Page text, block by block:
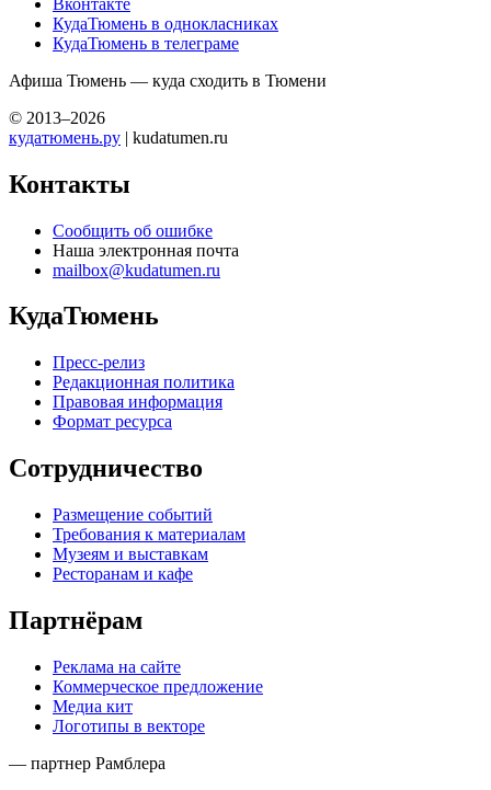
КудаТюмень в однокласниках
КудаТюмень в телеграме
Афиша Тюмень — куда сходить в Тюмени
© 2013–2026
кудатюмень.ру | kudatumen.ru
Контакты
Сообщить об ошибке
Наша электронная почта
mailbox@kudatumen.ru
КудаТюмень
Пресс-релиз
Редакционная политика
Правовая информация
Формат ресурса
Сотрудничество
Размещение событий
Требования к материалам
Музеям и выставкам
Ресторанам и кафе
Партнёрам
Реклама на сайте
Коммерческое предложение
Медиа кит
Логотипы в векторе
— партнер Рамблера